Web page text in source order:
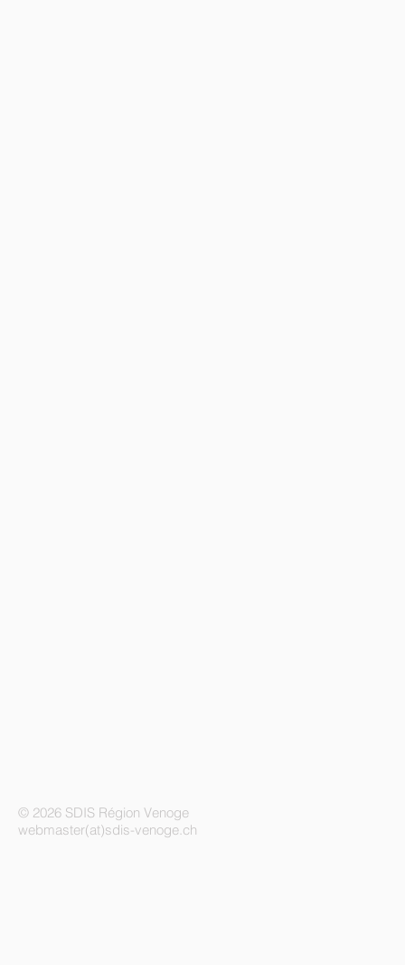
© 2026 SDIS Région Venoge
webmaster(at)sdis-venoge.ch